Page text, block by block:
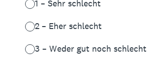
1 – Sehr schlecht
2 – Eher schlecht
3 – Weder gut noch schlecht